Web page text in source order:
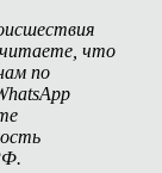
что
по